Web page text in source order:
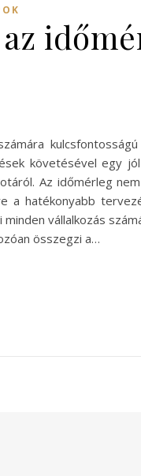
követésével egy
Az időmérleg
a hatékonyabb
vállalkozás
összegzi a…